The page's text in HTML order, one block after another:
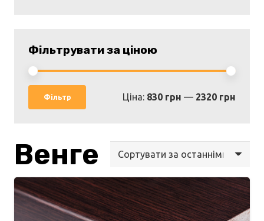
Фільтрувати за ціною
Фільтр Ціна: 830 грн — 2320 грн
Венге